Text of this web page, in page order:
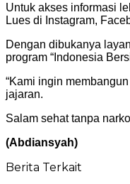
Untuk akses informasi
Lues di Instagram,
Dengan dibukanya
program “Indonesia
“Kami ingin
jajaran.
Salam sehat tanpa
(Abdiansyah)
Berita Terkait